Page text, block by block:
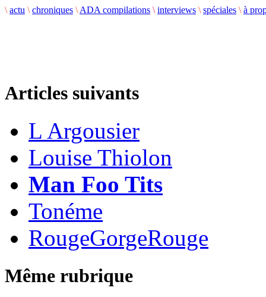
\ actu \ chroniques \ ADA compilations \ interviews \ spéciales \ à
Articles suivants
L Argousier
Louise Thiolon
Man Foo Tits
Tonéme
RougeGorgeRouge
Même rubrique